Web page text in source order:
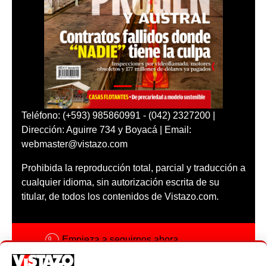
Teléfono: (+593) 985860991 - (042) 2327200 |
Dirección: Aguirre 734 y Boyacá | Email:
webmaster@vistazo.com
Prohibida la reproducción total, parcial y traducción a
cualquier idioma, sin autorización escrita de su
titular, de todos los contenidos de Vistazo.com.
Empieza a seguirnos ahora